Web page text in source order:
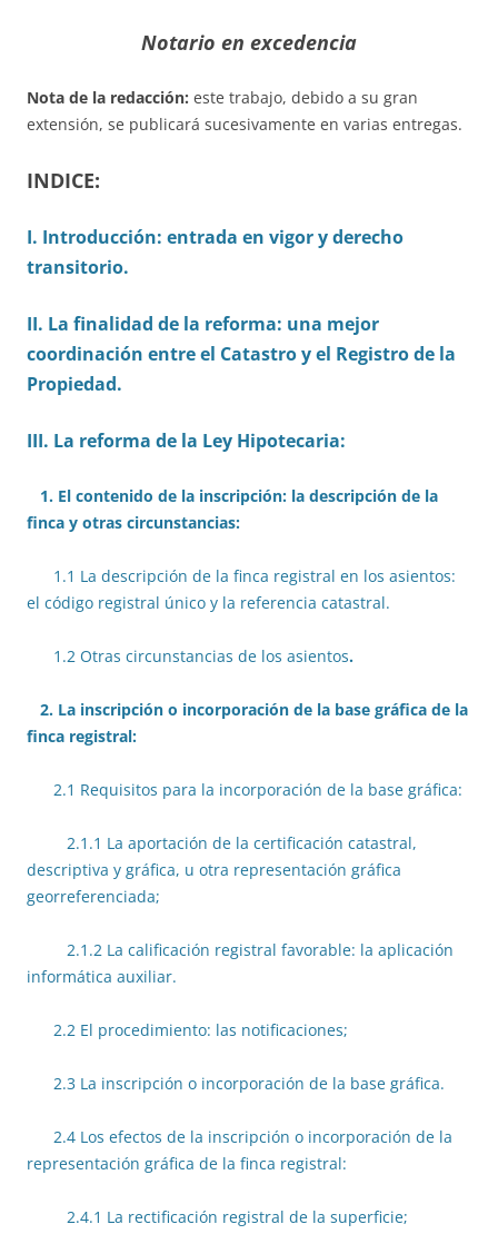
Notario en excedencia
Nota de la redacción: este trabajo, debido a su gran
extensión, se publicará sucesivamente en varias entregas.
INDICE:
I. Introducción: entrada en vigor y derecho
transitorio.
II. La finalidad de la reforma: una mejor
coordinación entre el Catastro y el Registro de la
Propiedad.
III. La reforma de la Ley Hipotecaria:
1. El contenido de la inscripción: la descripción de la
finca y otras circunstancias:
1.1 La descripción de la finca registral en los asientos:
el código registral único y la referencia catastral.
1.2 Otras circunstancias de los asientos.
2. La inscripción o incorporación de la base gráfica de la
finca registral:
2.1 Requisitos para la incorporación de la base gráfica:
2.1.1 La aportación de la certificación catastral,
descriptiva y gráfica, u otra representación gráfica
georreferenciada;
2.1.2 La calificación registral favorable: la aplicación
informática auxiliar.
2.2 El procedimiento: las notificaciones;
2.3 La inscripción o incorporación de la base gráfica.
2.4 Los efectos de la inscripción o incorporación de la
representación gráfica de la finca registral:
2.4.1 La rectificación registral de la superficie;